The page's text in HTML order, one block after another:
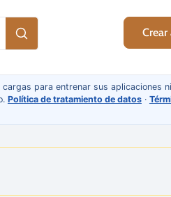
Crear
para entrenar sus aplicaciones
Política de tratamiento de datos·